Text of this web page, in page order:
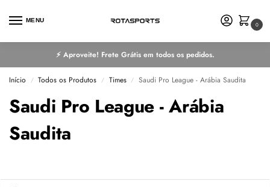
MENU
0
⚡ Aproveite! Frete Grátis em todos os pedidos.
Início / Todos os Produtos / Times / Saudi Pro League - Arábia Saudita
Saudi Pro League - Arábia
Saudita